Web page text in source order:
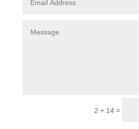
2 + 14 =